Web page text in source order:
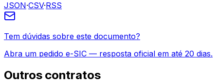
JSON·CSV·RSS
Tem dúvidas sobre este documento?
Abra um pedido e-SIC — resposta oficial em até 20 dias.
Outros contratos